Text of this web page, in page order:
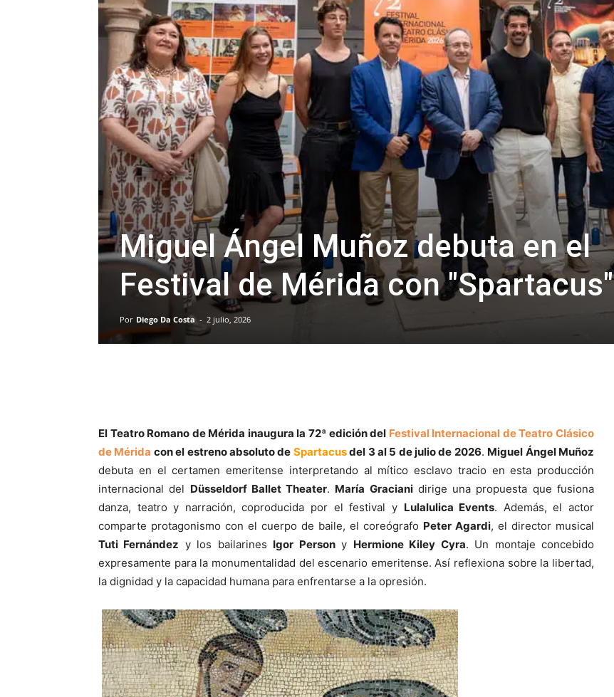
Miguel Ángel Muñoz debuta en el
Festival de Mérida con "Spartacus"
Por Diego Da Costa - 2 julio, 2026
El Teatro Romano de Mérida inaugura la 72ª edición del Festival Internacional de Teatro Clásico
de Mérida con el estreno absoluto de Spartacusdel 3 al 5 de julio de 2026. Miguel Ángel Muñoz
debuta en el certamen emeritense interpretando al mítico esclavo tracio en esta producción
internacional del Düsseldorf Ballet Theater. María Gracianidirige una propuesta que fusiona
danza, teatro y narración, coproducida por el festival y Lulalulica Events. Además, el actor
comparte protagonismo con el cuerpo de baile, el coreógrafo Peter Agardi, el director musical
Tuti Fernández y los bailarines Igor Persony Hermione Kiley Cyra. Un montaje concebido
expresamente para la monumentalidad del escenario emeritense. Así reflexiona sobre la libertad,
la dignidad y la capacidad humana para enfrentarse a la opresión.